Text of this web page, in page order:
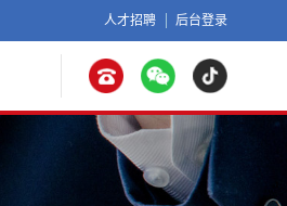
人才招聘 后台登录